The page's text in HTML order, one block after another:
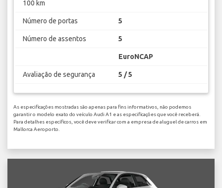
100 km
Número de portas 5
Número de assentos 5
EuroNCAP
Avaliação de segurança 5 / 5
As especificações mostradas são apenas para fins informativos, não podemos
garantir o modelo exato do veículo Audi A1 e as especificações que você receberá.
Para detalhes específicos, você deve verificar com a empresa de aluguel de carros em
Mallorca Aeroporto.